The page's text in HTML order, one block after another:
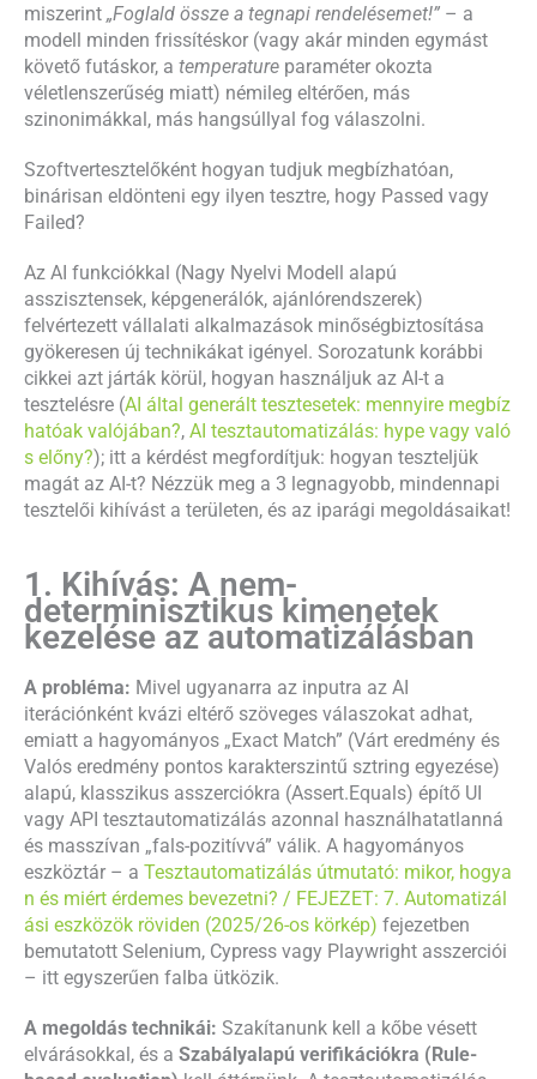
miszerint „Foglald össze a tegnapi rendelésemet!” – a
modell minden frissítéskor (vagy akár minden egymást
követő futáskor, a temperature paraméter okozta
véletlenszerűség miatt) némileg eltérően, más
szinonimákkal, más hangsúllyal fog válaszolni.
Szoftvertesztelőként hogyan tudjuk megbízhatóan,
binárisan eldönteni egy ilyen tesztre, hogy Passed vagy
Failed?
Az AI funkciókkal (Nagy Nyelvi Modell alapú
asszisztensek, képgenerálók, ajánlórendszerek)
felvértezett vállalati alkalmazások minőségbiztosítása
gyökeresen új technikákat igényel. Sorozatunk korábbi
cikkei azt járták körül, hogyan használjuk az AI-t a
tesztelésre (AI által generált tesztesetek: mennyire megbíz
hatóak valójában?, AI tesztautomatizálás: hype vagy való
s előny?); itt a kérdést megfordítjuk: hogyan teszteljük
magát az AI-t? Nézzük meg a 3 legnagyobb, mindennapi
tesztelői kihívást a területen, és az iparági megoldásaikat!
1. Kihívás: A nem-
determinisztikus kimenetek
kezelése az automatizálásban
A probléma: Mivel ugyanarra az inputra az AI
iterációnként kvázi eltérő szöveges válaszokat adhat,
emiatt a hagyományos „Exact Match” (Várt eredmény és
Valós eredmény pontos karakterszintű sztring egyezése)
alapú, klasszikus asszerciókra (Assert.Equals) építő UI
vagy API tesztautomatizálás azonnal használhatatlanná
és masszívan „fals-pozitívvá” válik. A hagyományos
eszköztár – a Tesztautomatizálás útmutató: mikor, hogya
n és miért érdemes bevezetni? / FEJEZET: 7. Automatizál
ási eszközök röviden (2025/26-os körkép) fejezetben
bemutatott Selenium, Cypress vagy Playwright asszerciói
– itt egyszerűen falba ütközik.
A megoldás technikái: Szakítanunk kell a kőbe vésett
elvárásokkal, és a Szabályalapú verifikációkra (Rule-